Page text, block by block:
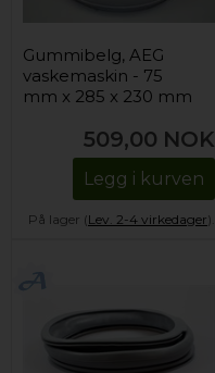
Gummibelg, AEG
vaskemaskin - 75
mm x 285 x 230 mm
509,00 NOK
Legg i kurven
På lager (Lev. 2-4 virkedager).